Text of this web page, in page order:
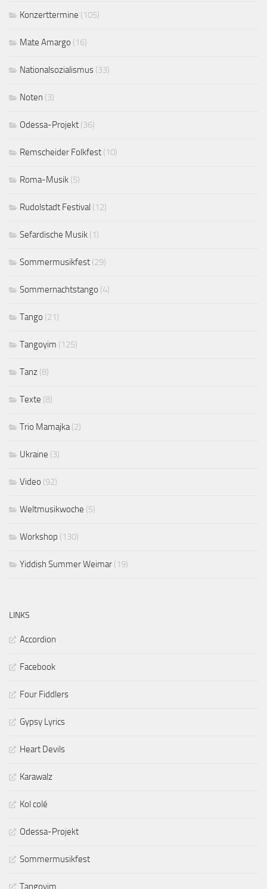
Konzerttermine (105)
Mate Amargo (16)
Nationalsozialismus (33)
Noten (3)
Odessa-Projekt (36)
Remscheider Folkfest (10)
Roma-Musik (5)
Rudolstadt Festival (12)
Sefardische Musik (1)
Sommermusikfest (29)
Sommernachtstango (4)
Tango (21)
Tangoyim (125)
Tanz (8)
Texte (8)
Trio Mamajka(2)
Ukraine (3)
Video (92)
Weltmusikwoche (5)
Workshop (130)
Yiddish Summer Weimar (19)
LINKS
Accordion
Facebook
Four Fiddlers
Gypsy Lyrics
Heart Devils
Karawalz
Kol colé
Odessa-Projekt
Sommermusikfest
Tangoyim